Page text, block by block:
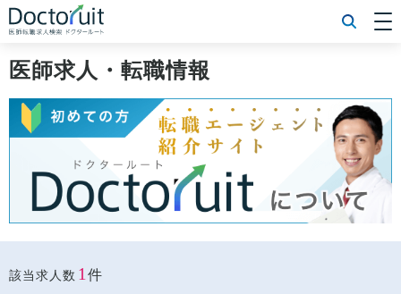
[常勤] 科目から探す
[常勤] 特徴から探す
[非常勤] 科目から探す
[非常勤] 特徴から探す
Doctoruit医師転職特集
Doctoruitについて
運営者情報
プライバシーポリシー
医師求人・転職情報
該当求人数 1件